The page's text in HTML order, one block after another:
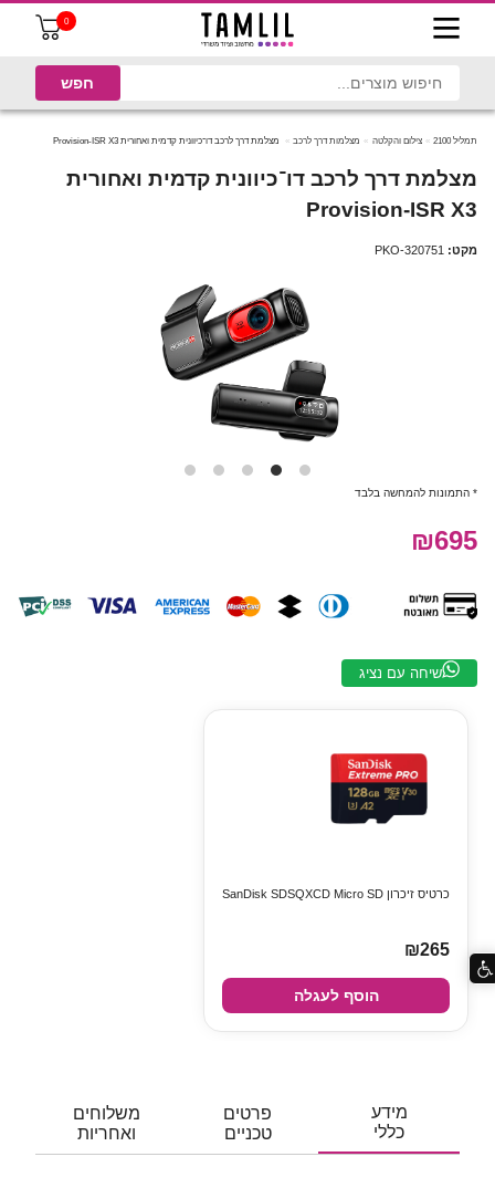
0
תמליל 2100 צילום והקלטה מצלמות דרך לרכב מצלמת דרך לרכב דו־כיוונית קדמית ואחורית Provision-ISR X3
מצלמת דרך לרכב דו־כיוונית קדמית ואחורית
Provision-ISR X3
מקט: PKO-320751
* התמונות להמחשה בלבד
₪695
שיחה עם נציג
כרטיס זיכרון SanDisk SDSQXCD Micro SD
₪265
הוסף לעגלה
מידע
כללי
פרטים
טכניים
משלוחים
ואחריות